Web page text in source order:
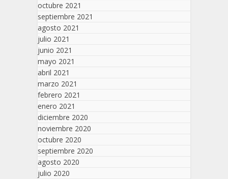
octubre 2021
septiembre 2021
agosto 2021
julio 2021
junio 2021
mayo 2021
abril 2021
marzo 2021
febrero 2021
enero 2021
diciembre 2020
noviembre 2020
octubre 2020
septiembre 2020
agosto 2020
julio 2020